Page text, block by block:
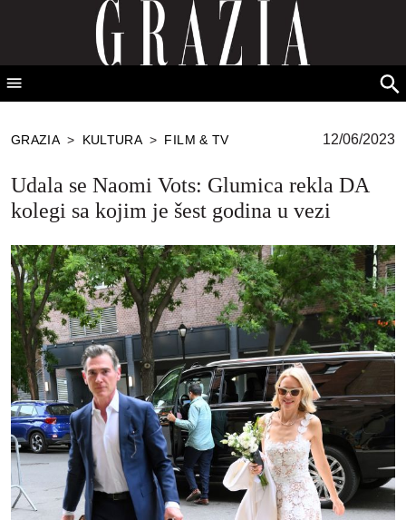
GRAZIA Srbija
GRAZIA > KULTURA > FILM & TV 12/06/2023
Udala se Naomi Vots: Glumica rekla DA
kolegi sa kojim je šest godina u vezi